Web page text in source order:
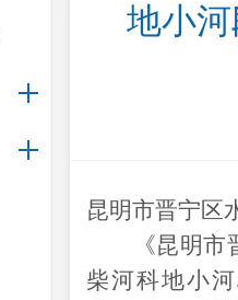
地小
昆明市晋宁区
《昆明市
柴河科地小